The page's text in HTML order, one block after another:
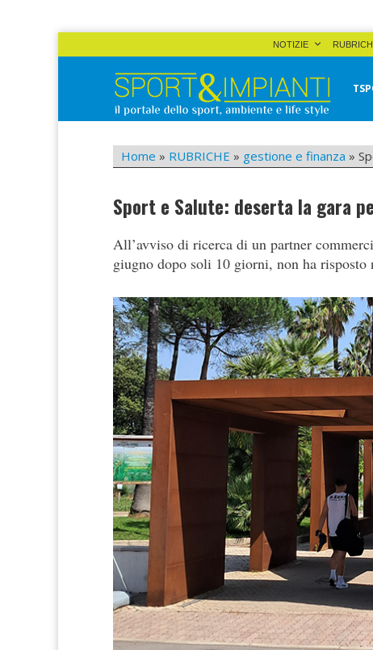
NOTIZIE
Sport&Impianti
Home » RUBRICHE » gestione e finanza »
Sport e Salute: deserta la gara
All’avviso di ricerca di un partner
giugno dopo soli 10 giorni, non ha risposto